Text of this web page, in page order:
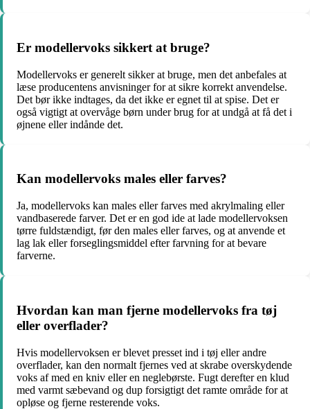
Er modellervoks sikkert at bruge?
Modellervoks er generelt sikker at bruge, men det anbefales at
læse producentens anvisninger for at sikre korrekt anvendelse.
Det bør ikke indtages, da det ikke er egnet til at spise. Det er
også vigtigt at overvåge børn under brug for at undgå at få det i
øjnene eller indånde det.
Kan modellervoks males eller farves?
Ja, modellervoks kan males eller farves med akrylmaling eller
vandbaserede farver. Det er en god ide at lade modellervoksen
tørre fuldstændigt, før den males eller farves, og at anvende et
lag lak eller forseglingsmiddel efter farvning for at bevare
farverne.
Hvordan kan man fjerne modellervoks fra tøj
eller overflader?
Hvis modellervoksen er blevet presset ind i tøj eller andre
overflader, kan den normalt fjernes ved at skrabe overskydende
voks af med en kniv eller en neglebørste. Fugt derefter en klud
med varmt sæbevand og dup forsigtigt det ramte område for at
opløse og fjerne resterende voks.